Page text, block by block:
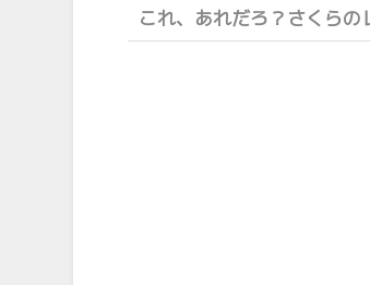
これ、あれだろ？さくら